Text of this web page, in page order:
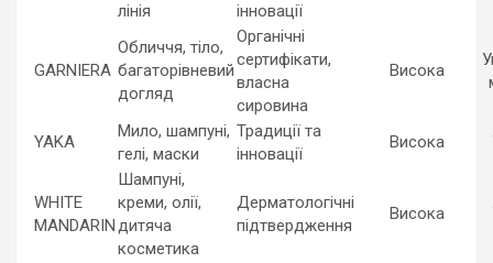
лінія
інновації
GARNIERA
Обличчя, тіло,
багаторівневий
догляд
Органічні
сертифікати,
власна
сировина
Висока
YAKA
Мило, шампуні,
гелі, маски
Традиції та
інновації
Висока
WHITE
MANDARIN
Шампуні,
креми, олії,
дитяча
косметика
Дерматологічні
підтвердження
Висока